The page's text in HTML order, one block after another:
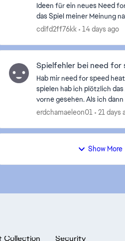
Ideen für ein neues Need
das Spiel meiner Meinung
und realistischer machen könnten. Ich
cdifd2ff76kk 14 days ago
Spielfehler bei need for
Hab mir need for speed
spielen hab ich plötzlich
vorne gesehen. Als ich
gekauft hatte war der Fehler
erdchamaeleon01 21 days
Show More
Collection Security